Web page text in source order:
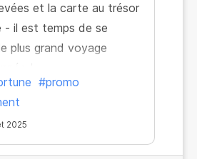
et la carte au trésor
- il est temps de se
plus grand voyage
!
#promo
2025